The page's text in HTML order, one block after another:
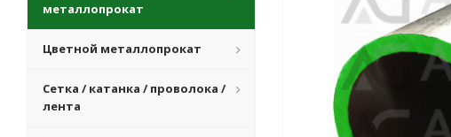
металлопрокат
Цветной металлопрокат
Сетка / катанка / проволока /
лента